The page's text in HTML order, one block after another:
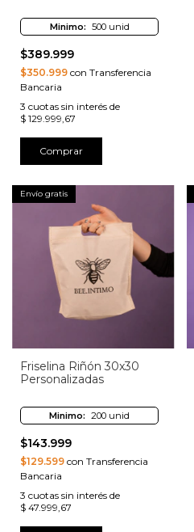
Minimo: 500 unid
$389.999
$350.999 con Transferencia
Bancaria
3 cuotas sin interés de
$ 129.999,67
Comprar
Envío gratis
Friselina Riñón 30x30
Personalizadas
Minimo: 200 unid
$143.999
$129.599 con Transferencia
Bancaria
3 cuotas sin interés de
$ 47.999,67